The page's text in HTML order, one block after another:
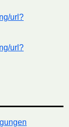
url?
url?